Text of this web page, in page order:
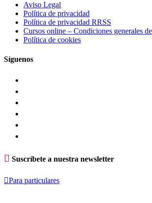
Aviso Legal
Política de privacidad
Política de privacidad RRSS
Cursos online – Condiciones generales
Política de cookies
Síguenos
 Suscríbete a nuestra newsletter
Para particulares